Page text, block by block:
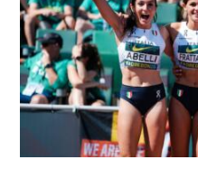
2° TROFEO RIVA | IL
con noi il match